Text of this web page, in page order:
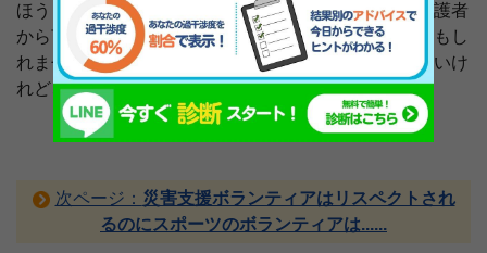
ほうもそれを察するので話しづらくなります。時に保護者
から言われたことが「それはいいかも！」と思えるかもし
れません。親が言ったことを全部賛同するわけではないけ
れど、気持ちを聞いてあげるのはとても大切です。
次ページ： 災害支援ボランティアはリスペクトされ
るのにスポーツのボランティアは......